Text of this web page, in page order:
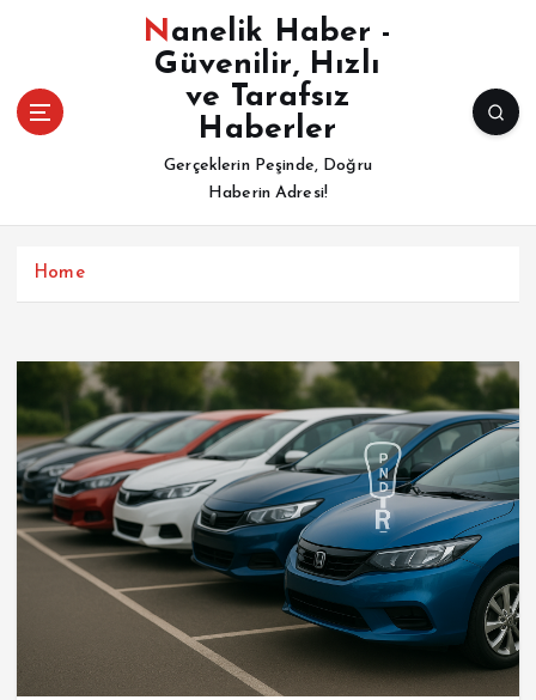
Nanelik Haber -
Güvenilir, Hızlı
ve Tarafsız
Haberler
Gerçeklerin Peşinde, Doğru
Haberin Adresi!
Home